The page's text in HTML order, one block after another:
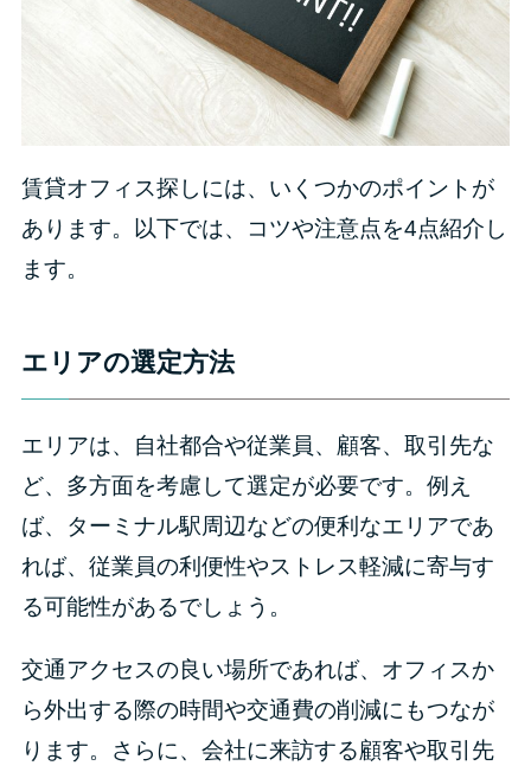
賃貸オフィス探しには、いくつかのポイントが
あります。以下では、コツや注意点を4点紹介し
ます。
エリアの選定方法
エリアは、自社都合や従業員、顧客、取引先な
ど、多方面を考慮して選定が必要です。例え
ば、ターミナル駅周辺などの便利なエリアであ
れば、従業員の利便性やストレス軽減に寄与す
る可能性があるでしょう。
交通アクセスの良い場所であれば、オフィスか
ら外出する際の時間や交通費の削減にもつなが
ります。さらに、会社に来訪する顧客や取引先